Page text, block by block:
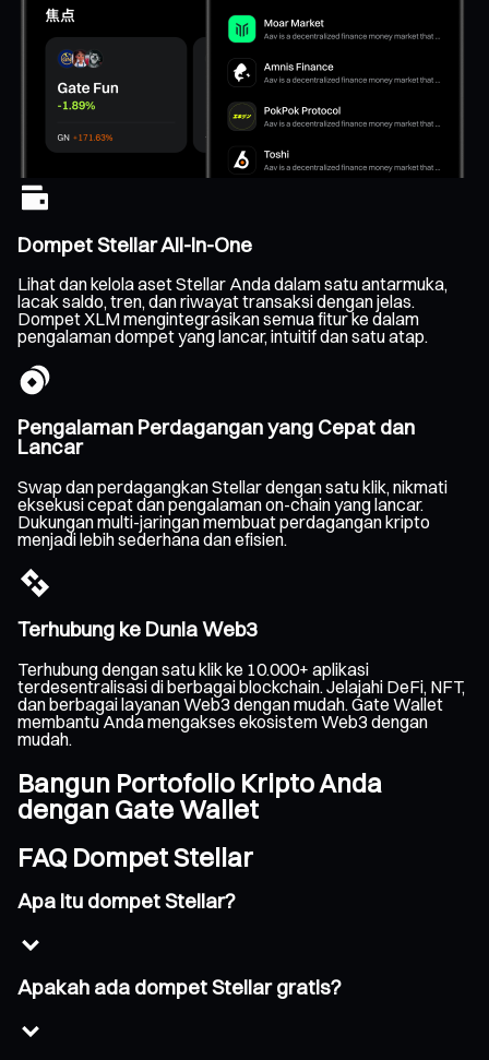
Dompet Stellar All-In-One
Lihat dan kelola aset Stellar Anda dalam satu antarmuka,
lacak saldo, tren, dan riwayat transaksi dengan jelas.
Dompet XLM mengintegrasikan semua fitur ke dalam
pengalaman dompet yang lancar, intuitif dan satu atap.
Pengalaman Perdagangan yang Cepat dan
Lancar
Swap dan perdagangkan Stellar dengan satu klik, nikmati
eksekusi cepat dan pengalaman on-chain yang lancar.
Dukungan multi-jaringan membuat perdagangan kripto
menjadi lebih sederhana dan efisien.
Terhubung ke Dunia Web3
Terhubung dengan satu klik ke 10.000+ aplikasi
terdesentralisasi di berbagai blockchain. Jelajahi DeFi, NFT,
dan berbagai layanan Web3 dengan mudah. Gate Wallet
membantu Anda mengakses ekosistem Web3 dengan
mudah.
Bangun Portofolio Kripto Anda
dengan Gate Wallet
FAQ Dompet Stellar
Apa itu dompet Stellar?
Apakah ada dompet Stellar gratis?